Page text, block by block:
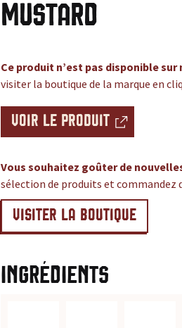
Mustard
Ce produit n’est pas disponible
visiter la boutique de la marque en
VOIR LE PRODUIT
Vous souhaitez goûter de
sélection de produits et
VISITER LA BOUTIQUE
Ingrédients